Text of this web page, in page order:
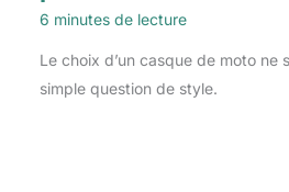
6 minutes de lecture
Le choix d’un casque de moto ne
simple question de style.